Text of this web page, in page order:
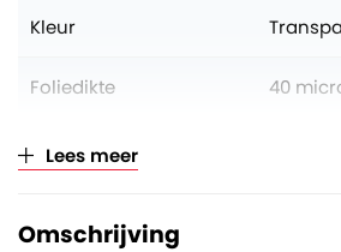
Kleur
Foliedikte 40
Aantal op volle pallet
Lees meer
Omschrijving